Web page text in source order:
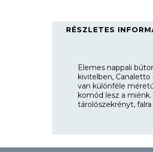
RÉSZLETES
Elemes nappali
kivitelben, Canaletto
van különféle
komód lesz a
tárolószekrényt,